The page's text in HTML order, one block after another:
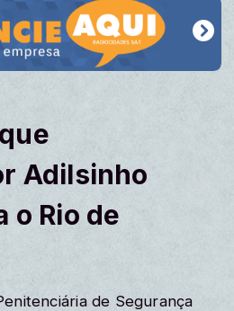
Adilsinho
o Rio de
de Segurança